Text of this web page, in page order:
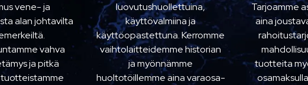
vene- ja
alan johtavilta
vahva
ja pitkä
luovutushuollettuina,
käyttövalmiina ja
käyttöopastettuna. Kerromme
vaihtolaitteidemme historian
ja myönnämme
huoltotöillemme aina varaosa-
Tarjoamme
aina
tuotteita